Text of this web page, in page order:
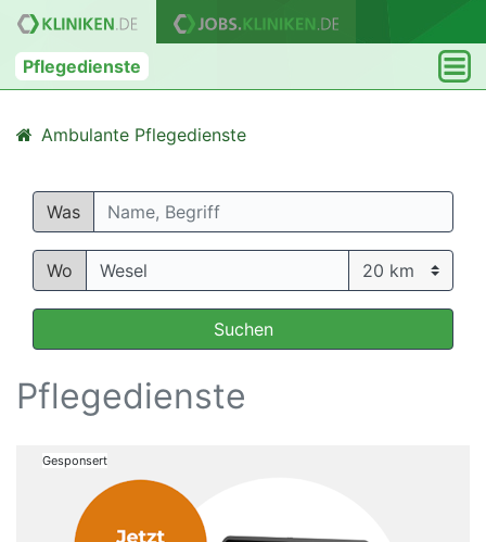
Pflegedienste
Ambulante Pflegedienste
Was
Wo
Suchen
Pflegedienste
Gesponsert